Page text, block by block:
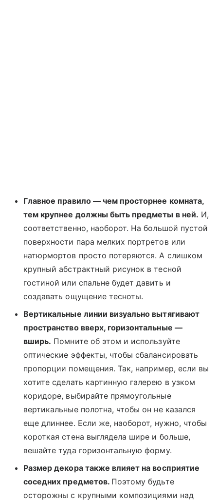
Главное правило — чем просторнее комната,
тем крупнее должны быть предметы в ней. И,
соответственно, наоборот. На большой пустой
поверхности пара мелких портретов или
натюрмортов просто потеряются. А слишком
крупный абстрактный рисунок в тесной
гостиной или спальне будет давить и
создавать ощущение тесноты.
Вертикальные линии визуально вытягивают
пространство вверх, горизонтальные —
вширь. Помните об этом и используйте
оптические эффекты, чтобы сбалансировать
пропорции помещения. Так, например, если вы
хотите сделать картинную галерею в узком
коридоре, выбирайте прямоугольные
вертикальные полотна, чтобы он не казался
еще длиннее. Если же, наоборот, нужно, чтобы
короткая стена выглядела шире и больше,
вешайте туда горизонтальную форму.
Размер декора также влияет на восприятие
соседних предметов. Поэтому будьте
осторожны с крупными композициями над